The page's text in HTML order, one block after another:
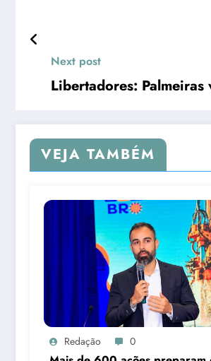
Next post
Libertadores:
VEJA TAMBÉM
Redação 0